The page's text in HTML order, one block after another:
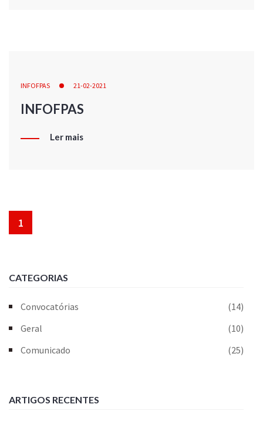
INFOFPAS 21-02-2021
INFOFPAS
Ler mais
1
CATEGORIAS
Convocatórias
(14)
Geral
(10)
Comunicado
(25)
ARTIGOS RECENTES